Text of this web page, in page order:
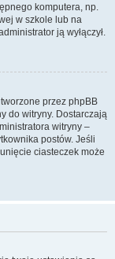
komputera, np.
w szkole lub na
ją wyłączył.
przez phpBB
do witryny. Dostarczają
witryny –
postów. Jeśli
ciasteczek może